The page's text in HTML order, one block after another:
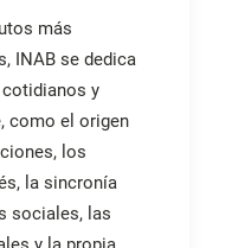
más
INAB se dedica
y
como el origen
los
la sincronía
sociales, las